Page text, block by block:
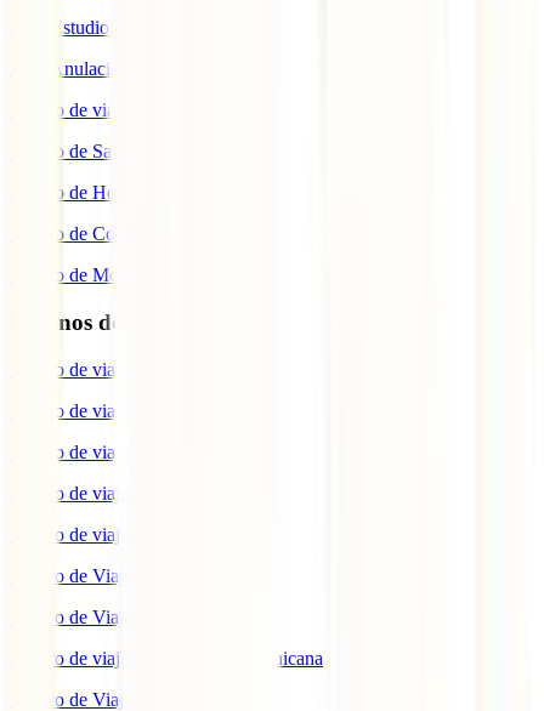
IATI Estudios
IATI Anulación Premium
Seguro de viaje COVID
Seguro de Salud
Seguro de Hogar
Seguro de Coche
Seguro de Moto
Destinos de interés
Seguro de viaje a EEUU
Seguro de viaje a Indonesia
Seguro de viaje a Marruecos
Seguro de viaje a Reino Unido
Seguro de viaje a México
Seguro de Viaje a Tailandia
Seguro de Viaje a China
Seguro de viaje a República Dominicana
Seguro de Viaje a Colombia